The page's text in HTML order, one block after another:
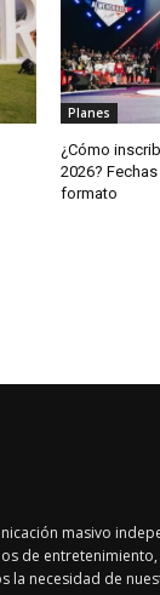
Planes
¿Cómo
2026?
formato
masivo
de
la necesidad de